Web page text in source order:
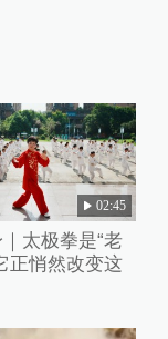
02:45
太极拳是“老
正悄然改变这